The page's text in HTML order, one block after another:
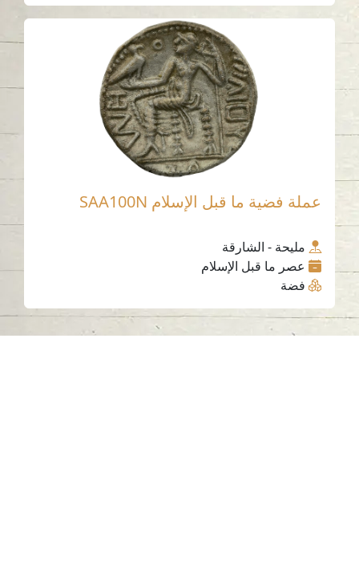
عملة فضية ما قبل الإسلام SAA100N
مليحة - الشارقة
عصر ما قبل الإسلام
فضة